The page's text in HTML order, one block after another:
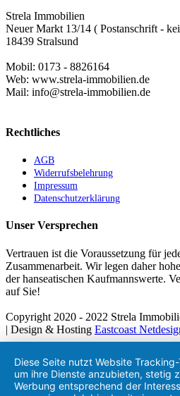
Strela Immobilien
Neuer Markt 13/14 ( Postanschrift -
18439 Stralsund
Mobil: 0173 - 8826164
Web: www.strela-immobilien.de
Mail: info@strela-immobilien.de
Rechtliches
AGB
Widerrufsbelehrung
Impressum
Datenschutzerklärung
Unser Versprechen
Vertrauen ist die Voraussetzung für
Zusammenarbeit. Wir legen daher
der hanseatischen Kaufmannswerte.
auf Sie!
Copyright 2020 - 2022 Strela
| Design & Hosting Eastcoast
Facebook
Instagram
Diese Seite nutzt Website
um ihre Dienste anzubieten, stetig
Werbung entsprechend der
Nach